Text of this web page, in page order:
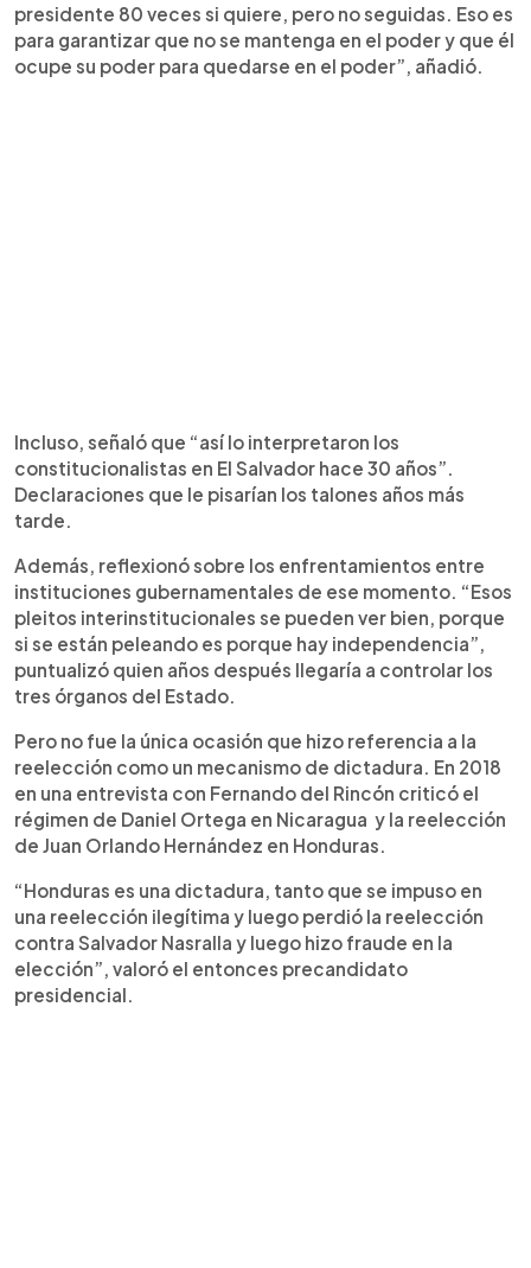
presidente 80 veces si quiere, pero no seguidas. Eso es
para garantizar que no se mantenga en el poder y que él
ocupe su poder para quedarse en el poder”, añadió.
Incluso, señaló que “así lo interpretaron los
constitucionalistas en El Salvador hace 30 años”.
Declaraciones que le pisarían los talones años más
tarde.
Además, reflexionó sobre los enfrentamientos entre
instituciones gubernamentales de ese momento. “Esos
pleitos interinstitucionales se pueden ver bien, porque
si se están peleando es porque hay independencia”,
puntualizó quien años después llegaría a controlar los
tres órganos del Estado.
Pero no fue la única ocasión que hizo referencia a la
reelección como un mecanismo de dictadura. En 2018
en una entrevista con Fernando del Rincón criticó el
régimen de Daniel Ortega en Nicaragua y la reelección
de Juan Orlando Hernández en Honduras.
“Honduras es una dictadura, tanto que se impuso en
una reelección ilegítima y luego perdió la reelección
contra Salvador Nasralla y luego hizo fraude en la
elección”, valoró el entonces precandidato
presidencial.